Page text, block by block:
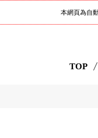
本網頁為自
TOP